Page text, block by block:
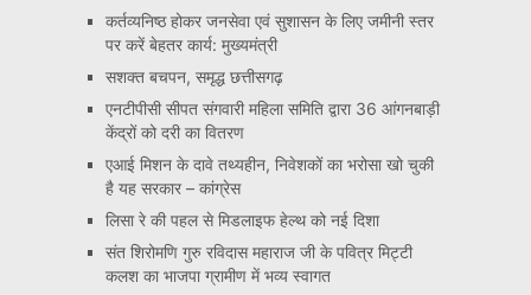
कर्तव्यनिष्ठ होकर जनसेवा एवं सुशासन के लिए जमीनी स्तर
पर करें बेहतर कार्य: मुख्यमंत्री
सशक्त बचपन, समृद्ध छत्तीसगढ़
एनटीपीसी सीपत संगवारी महिला समिति द्वारा 36 आंगनबाड़ी
केंद्रों को दरी का वितरण
एआई मिशन के दावे तथ्यहीन, निवेशकों का भरोसा खो चुकी
है यह सरकार – कांग्रेस
लिसा रे की पहल से मिडलाइफ हेल्थ को नई दिशा
संत शिरोमणि गुरु रविदास महाराज जी के पवित्र मिट्टी
कलश का भाजपा ग्रामीण में भव्य स्वागत